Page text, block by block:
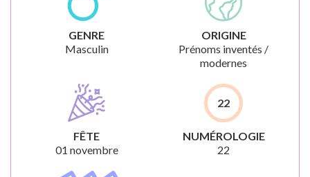
GENRE
Masculin
ORIGINE
Prénoms inventés /
modernes
FÊTE
01 novembre
22
NUMÉROLOGIE
22